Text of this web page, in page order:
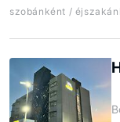
szobánként /